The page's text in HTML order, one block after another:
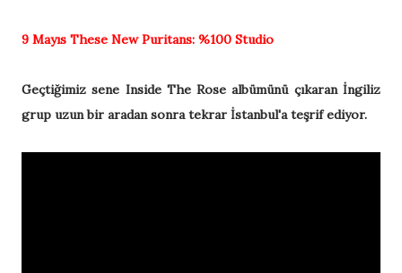
9 Mayıs These New Puritans: %100 Studio
Geçtiğimiz sene Inside The Rose albümünü çıkaran İngiliz
grup uzun bir aradan sonra tekrar İstanbul'a teşrif ediyor.